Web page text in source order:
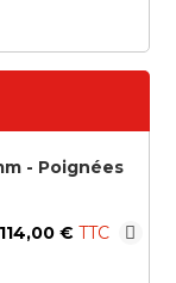
- Poignées
114,00 €